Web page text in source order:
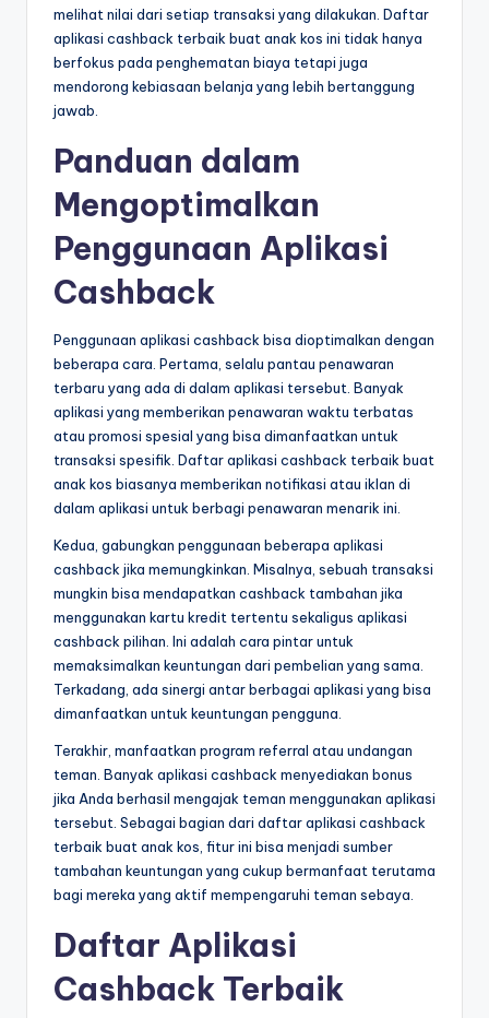
melihat nilai dari setiap transaksi yang dilakukan. Daftar
aplikasi cashback terbaik buat anak kos ini tidak hanya
berfokus pada penghematan biaya tetapi juga
mendorong kebiasaan belanja yang lebih bertanggung
jawab.
Panduan dalam
Mengoptimalkan
Penggunaan Aplikasi
Cashback
Penggunaan aplikasi cashback bisa dioptimalkan dengan
beberapa cara. Pertama, selalu pantau penawaran
terbaru yang ada di dalam aplikasi tersebut. Banyak
aplikasi yang memberikan penawaran waktu terbatas
atau promosi spesial yang bisa dimanfaatkan untuk
transaksi spesifik. Daftar aplikasi cashback terbaik buat
anak kos biasanya memberikan notifikasi atau iklan di
dalam aplikasi untuk berbagi penawaran menarik ini.
Kedua, gabungkan penggunaan beberapa aplikasi
cashback jika memungkinkan. Misalnya, sebuah transaksi
mungkin bisa mendapatkan cashback tambahan jika
menggunakan kartu kredit tertentu sekaligus aplikasi
cashback pilihan. Ini adalah cara pintar untuk
memaksimalkan keuntungan dari pembelian yang sama.
Terkadang, ada sinergi antar berbagai aplikasi yang bisa
dimanfaatkan untuk keuntungan pengguna.
Terakhir, manfaatkan program referral atau undangan
teman. Banyak aplikasi cashback menyediakan bonus
jika Anda berhasil mengajak teman menggunakan aplikasi
tersebut. Sebagai bagian dari daftar aplikasi cashback
terbaik buat anak kos, fitur ini bisa menjadi sumber
tambahan keuntungan yang cukup bermanfaat terutama
bagi mereka yang aktif mempengaruhi teman sebaya.
Daftar Aplikasi
Cashback Terbaik